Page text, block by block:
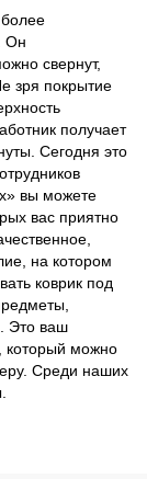
Он
свернут,
зря покрытие
получает
Сегодня это
вы можете
вас приятно
на котором
коврик под
Это ваш
который можно
Среди наших